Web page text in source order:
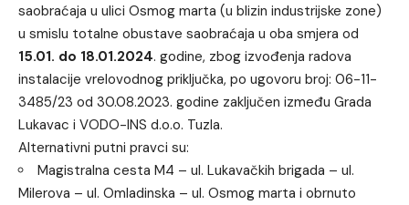
saobraćaja u ulici Osmog marta (u blizin industrijske zone)
u smislu totalne obustave saobraćaja u oba smjera od
15.01. do 18.01.2024. godine, zbog izvođenja radova
instalacije vrelovodnog priključka, po ugovoru broj: 06-11-
3485/23 od 30.08.2023. godine zaključen između Grada
Lukavac i VODO-INS d.o.o. Tuzla.
Alternativni putni pravci su:
Magistralna cesta M4 – ul. Lukavačkih brigada – ul.
Milerova – ul. Omladinska – ul. Osmog marta i obrnuto